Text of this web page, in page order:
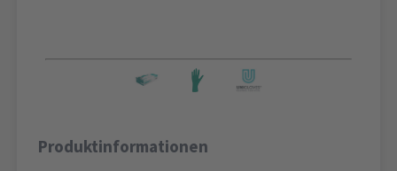
Produktinformationen